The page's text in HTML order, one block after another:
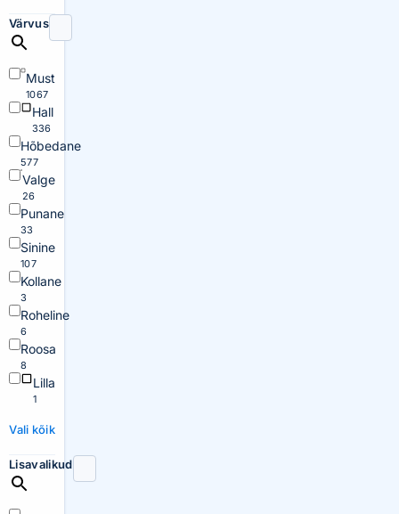
Värvus
Must
1067
Hall
336
Hõbedane
577
Valge
26
Punane
33
Sinine
107
Kollane
3
Roheline
6
Roosa
8
Lilla
1
Vali kõik
Lisavalikud